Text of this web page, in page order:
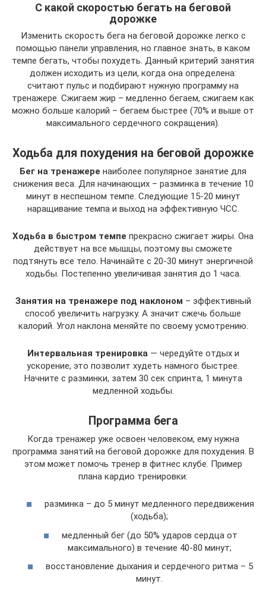
С какой скоростью бегать на беговой
дорожке
Изменить скорость бега на беговой дорожке легко с
помощью панели управления, но главное знать, в каком
темпе бегать, чтобы похудеть. Данный критерий занятия
должен исходить из цели, когда она определена:
считают пульс и подбирают нужную программу на
тренажере. Сжигаем жир – медленно бегаем, сжигаем как
можно больше калорий – бегаем быстрее (70% и выше от
максимального сердечного сокращения).
Ходьба для похудения на беговой дорожке
Бег на тренажере наиболее популярное занятие для
снижения веса. Для начинающих – разминка в течение 10
минут в неспешном темпе. Следующие 15-20 минут
наращивание темпа и выход на эффективную ЧСС.
Ходьба в быстром темпе прекрасно сжигает жиры. Она
действует на все мышцы, поэтому вы сможете
подтянуть все тело. Начинайте с 20-30 минут энергичной
ходьбы. Постепенно увеличивая занятия до 1 часа.
Занятия на тренажере под наклоном – эффективный
способ увеличить нагрузку. А значит сжечь больше
калорий. Угол наклона меняйте по своему усмотрению.
Интервальная тренировка — чередуйте отдых и
ускорение, это позволит худеть намного быстрее.
Начните с разминки, затем 30 сек спринта, 1 минута
медленной ходьбы.
Программа бега
Когда тренажер уже освоен человеком, ему нужна
программа занятий на беговой дорожке для похудения. В
этом может помочь тренер в фитнес клубе. Пример
плана кардио тренировки:
разминка – до 5 минут медленного передвижения
(ходьба);
медленный бег (до 50% ударов сердца от
максимального) в течение 40-80 минут;
восстановление дыхания и сердечного ритма – 5
минут.